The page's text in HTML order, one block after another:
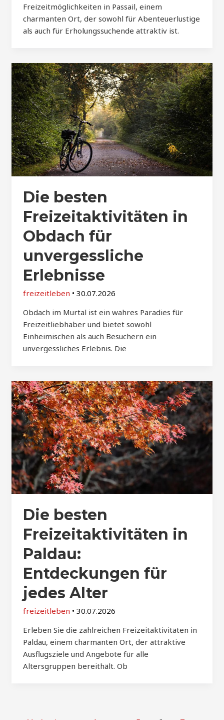
Freizeitmöglichkeiten in Passail, einem
charmanten Ort, der sowohl für Abenteuerlustige
als auch für Erholungssuchende attraktiv ist.
Die besten
Freizeitaktivitäten in
Obdach für
unvergessliche
Erlebnisse
freizeitleben • 30.07.2026
Obdach im Murtal ist ein wahres Paradies für
Freizeitliebhaber und bietet sowohl
Einheimischen als auch Besuchern ein
unvergessliches Erlebnis. Die
Die besten
Freizeitaktivitäten in
Paldau:
Entdeckungen für
jedes Alter
freizeitleben • 30.07.2026
Erleben Sie die zahlreichen Freizeitaktivitäten in
Paldau, einem charmanten Ort, der attraktive
Ausflugsziele und Angebote für alle
Altersgruppen bereithält. Ob